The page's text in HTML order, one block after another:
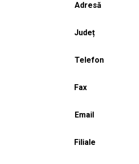
Adresă
Județ
Telefon
Fax
Email
Filiale